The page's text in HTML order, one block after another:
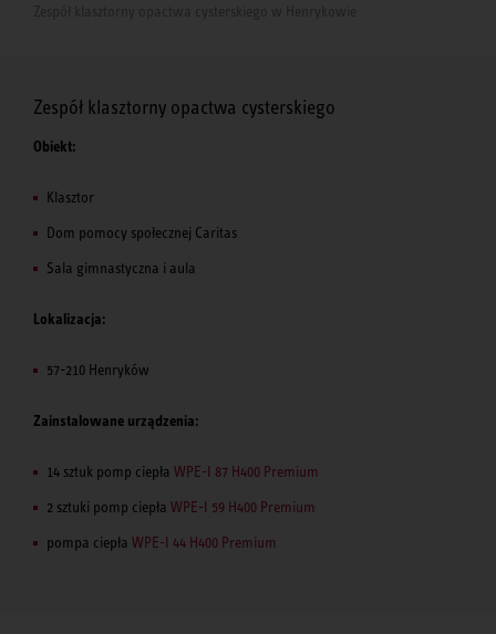
Zespół klasztorny opactwa cysterskiego
Obiekt:
Klasztor
Dom pomocy społecznej Caritas
Sala gimnastyczna i aula
Lokalizacja:
57-210 Henryków
Zainstalowane urządzenia:
14 sztuk pomp ciepła WPE-I 87 H400 Premium
2 sztuki pomp ciepła WPE-I 59 H400 Premium
pompa ciepła WPE-I 44 H400 Premium